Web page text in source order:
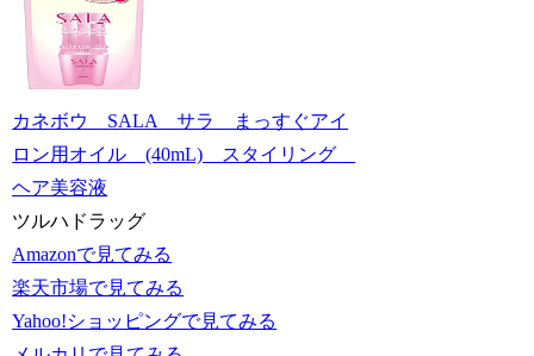
カネボウ SALA サラ まっすぐアイ
ロン用オイル (40mL) スタイリング
ヘア美容液
ツルハドラッグ
Amazonで見てみる
楽天市場で見てみる
Yahoo!ショッピングで見てみる